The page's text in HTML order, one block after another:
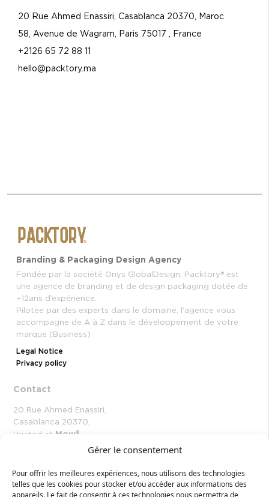
Gérer le consentement
Pour offrir les meilleures expériences, nous utilisons des technologies
telles que les cookies pour stocker et/ou accéder aux informations des
appareils. Le fait de consentir à ces technologies nous permettra de
20 Rue Ahmed Enassiri, Casablanca 20370, Maroc
58, Avenue de Wagram, Paris 75017 , France
+2126 65 72 88 11
hello@packtory.ma
Branding & Packaging Design Agency
Fondée par la société Onys GlobalDesign, Packtory®️ est
une agence de branding et de design packaging dotée de
+12ans d’expérience.
Pilotée par des experts dans le domaine, l’agence vous
accompagne de A à Z dans le développement de votre
marque (Business)
Legal Notice
Privacy policy
Contact
20 Rue Ahmed Enassiri,
Casablanca 20370,
Hosted at Mow®
58, Avenue de Wagram, Paris 75017 , France
+2126 65 72 88 11
hello@packtory.ma